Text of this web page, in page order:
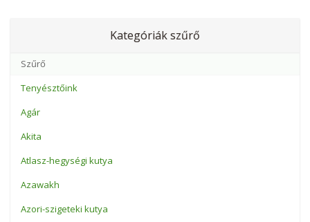
Kategóriák szűrő
Tenyésztőink
Agár
Akita
Atlasz-hegységi kutya
Azawakh
Azori-szigeteki kutya